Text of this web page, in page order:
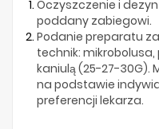
Oczyszczenie i
poddany zabiegowi.
Podanie preparatu
technik: mikrobolusa,
kaniulą (25-27-30G).
na podstawie
preferencji lekarza.